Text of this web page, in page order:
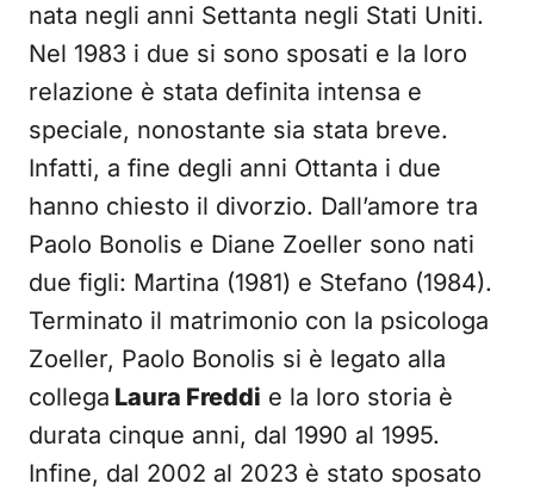
nata negli anni Settanta negli Stati Uniti.
Nel 1983 i due si sono sposati e la loro
relazione è stata definita intensa e
speciale, nonostante sia stata breve.
Infatti, a fine degli anni Ottanta i due
hanno chiesto il divorzio. Dall’amore tra
Paolo Bonolis e Diane Zoeller sono nati
due figli: Martina (1981) e Stefano (1984).
Terminato il matrimonio con la psicologa
Zoeller, Paolo Bonolis si è legato alla
collega Laura Freddi e la loro storia è
durata cinque anni, dal 1990 al 1995.
Infine, dal 2002 al 2023 è stato sposato